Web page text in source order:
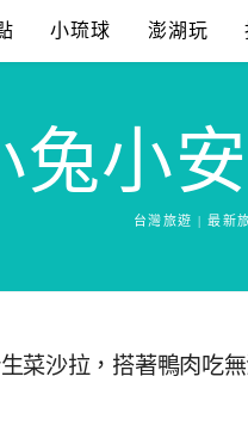
小琉球 澎湖玩
兔小
台灣旅遊 | 最新
菜沙拉，搭著鴨肉吃